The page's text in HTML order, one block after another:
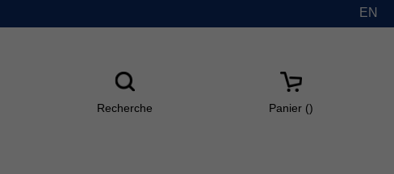
EN
Recherche Panier()